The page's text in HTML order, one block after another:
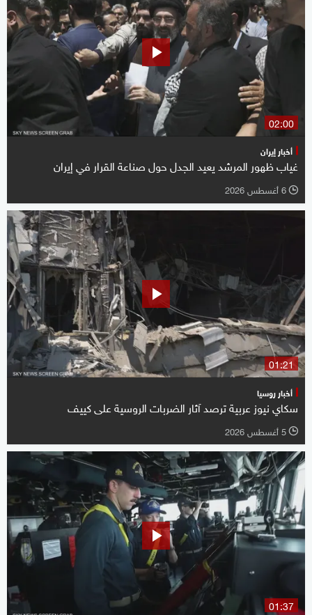
02:00
أخبار إيران
غياب ظهور المرشد يعيد الجدل حول صناعة القرار في إيران
l 6 أغسطس 2026
01:21
أخبار روسيا
سكاي نيوز عربية ترصد آثار الضربات الروسية على كييف
l 5 أغسطس 2026
01:37